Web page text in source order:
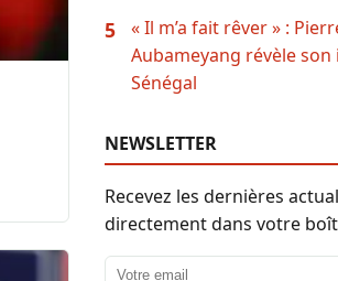
5
« Il m’a fait rêver » :
Aubameyang révèle son
Sénégal
NEWSLETTER
Recevez les dernières
directement dans votre
Adresse email